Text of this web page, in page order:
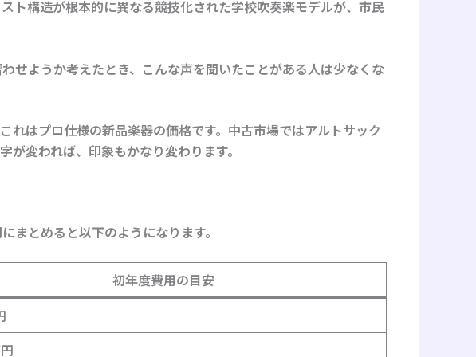
ト構造が根本的に異なる競技化された学校吹奏楽モデルが、市民
ようか考えたとき、こんな声を聞いたことがある人は少なくな
はプロ仕様の新品楽器の価格です。中古市場ではアルトサック
変われば、印象もかなり変わります。
まとめると以下のようになります。
初年度費用の目安